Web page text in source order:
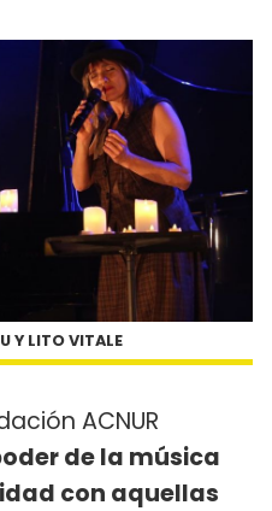
Y LITO VITALE
ACNUR
de la música
con aquellas